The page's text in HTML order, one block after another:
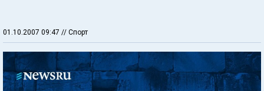
01.10.2007 09:47 // Спорт